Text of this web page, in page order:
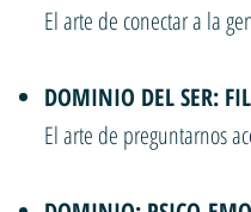
El arte de conectar a la
DOMINIO DEL SER:
El arte de preguntarnos